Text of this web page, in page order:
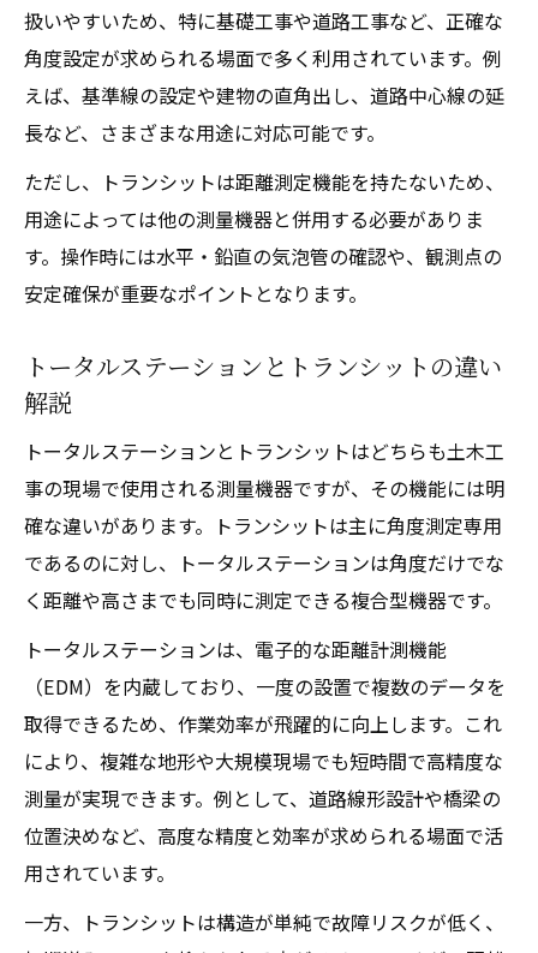
扱いやすいため、特に基礎工事や道路工事など、正確な
角度設定が求められる場面で多く利用されています。例
えば、基準線の設定や建物の直角出し、道路中心線の延
長など、さまざまな用途に対応可能です。
ただし、トランシットは距離測定機能を持たないため、
用途によっては他の測量機器と併用する必要がありま
す。操作時には水平・鉛直の気泡管の確認や、観測点の
安定確保が重要なポイントとなります。
トータルステーションとトランシットの違い
解説
トータルステーションとトランシットはどちらも土木工
事の現場で使用される測量機器ですが、その機能には明
確な違いがあります。トランシットは主に角度測定専用
であるのに対し、トータルステーションは角度だけでな
く距離や高さまでも同時に測定できる複合型機器です。
トータルステーションは、電子的な距離計測機能
（EDM）を内蔵しており、一度の設置で複数のデータを
取得できるため、作業効率が飛躍的に向上します。これ
により、複雑な地形や大規模現場でも短時間で高精度な
測量が実現できます。例として、道路線形設計や橋梁の
位置決めなど、高度な精度と効率が求められる場面で活
用されています。
一方、トランシットは構造が単純で故障リスクが低く、